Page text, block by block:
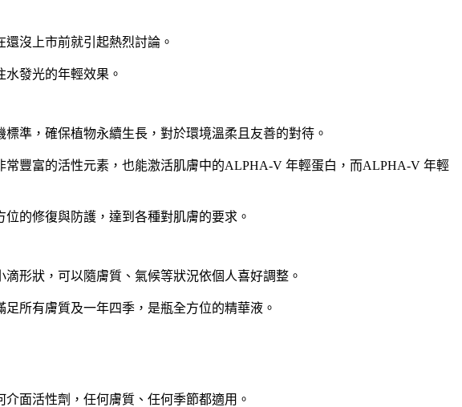
沒上市前就引起熱烈討論。
發光的年輕效果。
準，確保植物永續生長，對於環境溫柔且友善的對待。
豐富的活性元素，也能激活肌膚中的ALPHA-V 年輕蛋白，而ALPHA-V 年輕
的修復與防護，達到各種對肌膚的要求。
形狀，可以隨膚質、氣候等狀況依個人喜好調整。
所有膚質及一年四季，是瓶全方位的精華液。
面活性劑，任何膚質、任何季節都適用。